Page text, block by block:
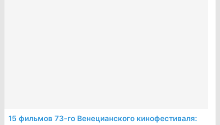
15 фильмов 73-го Венецианского кинофестиваля: